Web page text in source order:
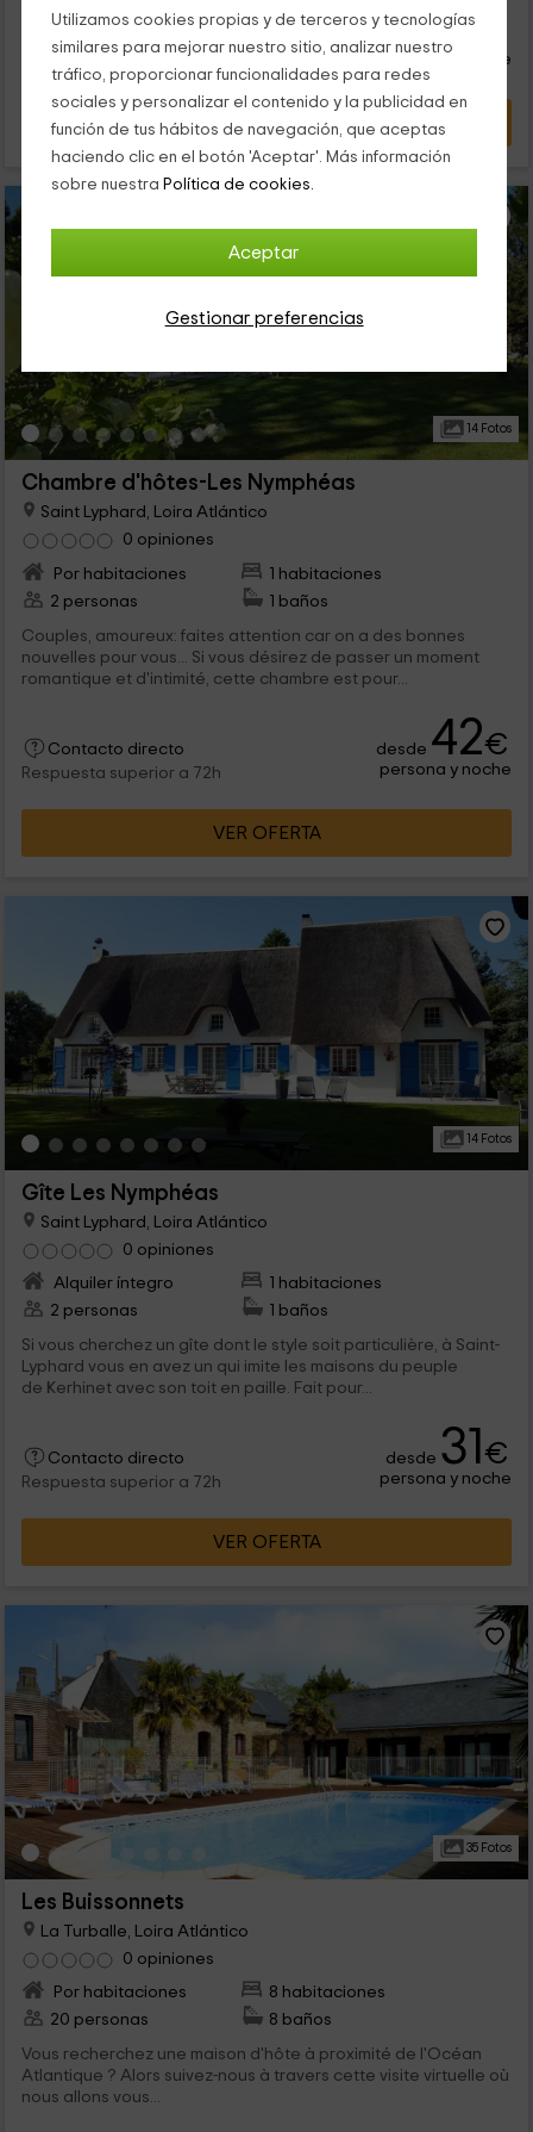
Utilizamos cookies propias y de terceros y tecnologías
similares para mejorar nuestro sitio, analizar nuestro
tráfico, proporcionar funcionalidades para redes
sociales y personalizar el contenido y la publicidad en
función de tus hábitos de navegación, que aceptas
haciendo clic en el botón 'Aceptar'. Más información
sobre nuestra Política de cookies.
Aceptar
Gestionar preferencias
Contacto directo
29
persona y noche
VER OFERTA
14 Fotos
Chambre d'hôtes-Les Nymphéas
Saint Lyphard, Loira Atlántico
0 opiniones
Por habitaciones
1 habitaciones
2 personas
1 baños
Couples, amoureux: faites attention car on a des bonnes
nouvelles pour vous... Si vous désirez de passer un moment
romantique et d'intimité, cette chambre est pour...
Contacto directo
Respuesta superior a 72h
desde 42€
persona y noche
VER OFERTA
14 Fotos
Gîte Les Nymphéas
Saint Lyphard, Loira Atlántico
0 opiniones
Alquiler íntegro
1 habitaciones
2 personas
1 baños
Si vous cherchez un gîte dont le style soit particulière, à Saint-
Lyphard vous en avez un qui imite les maisons du peuple
de Kerhinet avec son toit en paille. Fait pour...
Contacto directo
Respuesta superior a 72h
desde 31€
persona y noche
VER OFERTA
35 Fotos
Les Buissonnets
La Turballe, Loira Atlántico
0 opiniones
Por habitaciones
8 habitaciones
20 personas
8 baños
Vous recherchez une maison d'hôte à proximité de l'Océan
Atlantique ? Alors suivez-nous à travers cette visite virtuelle où
nous allons vous...